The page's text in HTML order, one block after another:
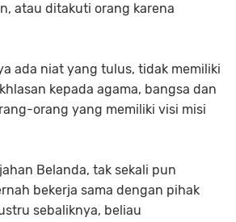
atau ditakuti orang karena
ada niat yang tulus, tidak memiliki
kepada agama, bangsa dan
orang yang memiliki visi misi
Belanda, tak sekali pun
bekerja sama dengan pihak
sebaliknya, beliau